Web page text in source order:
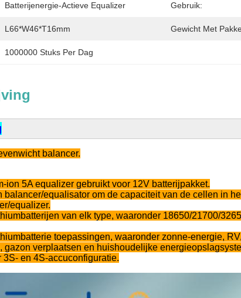
Batterijenergie-Actieve Equalizer Gebruik:
L66*W46*T16mm Gewicht Met
1000000 Stuks Per Dag
balancer.
ion 5A equalizer gebruikt voor 12V batterijpakket.
balancer/equalisator om de capaciteit van de cellen in
equalizer.
van elk type, waaronder 18650/21700/
toepassingen, waaronder zonne-energie,
gazon verplaatsen en huishoudelijke
en 4S-accuconfiguratie.